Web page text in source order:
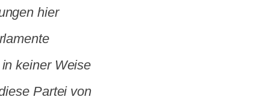
hier
keiner Weise
Partei von